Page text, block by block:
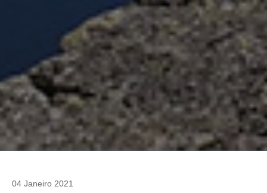
04 Janeiro 2021